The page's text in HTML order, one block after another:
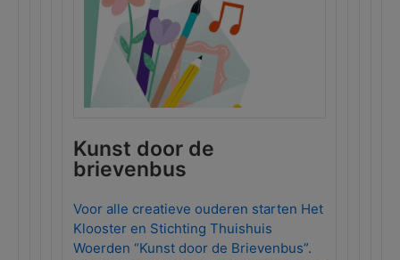
Kunst door de
brievenbus
Voor alle creatieve ouderen starten Het
Klooster en Stichting Thuishuis
Woerden “Kunst door de Brievenbus”.